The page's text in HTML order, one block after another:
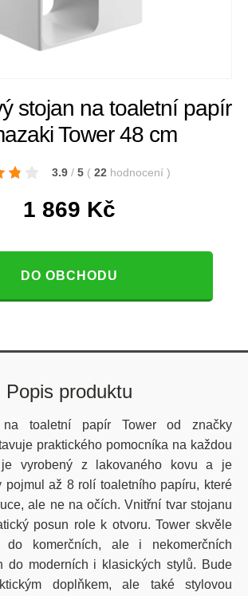
stojan na toaletní papír
Tower 48 cm
3.9 / 5 ( 22 hodnocení )
1 869 Kč
DO OBCHODU
Popis produktu
na toaletní papír Tower od značky
praktického pomocníka na každou
vyrobený z lakovaného kovu a je
pojmul až 8 rolí toaletního papíru, které
ale ne na očích. Vnitřní tvar stojanu
posun role k otvoru. Tower skvěle
do komerčních, ale i nekomerčních
do moderních i klasických stylů. Bude
doplňkem, ale také stylovou